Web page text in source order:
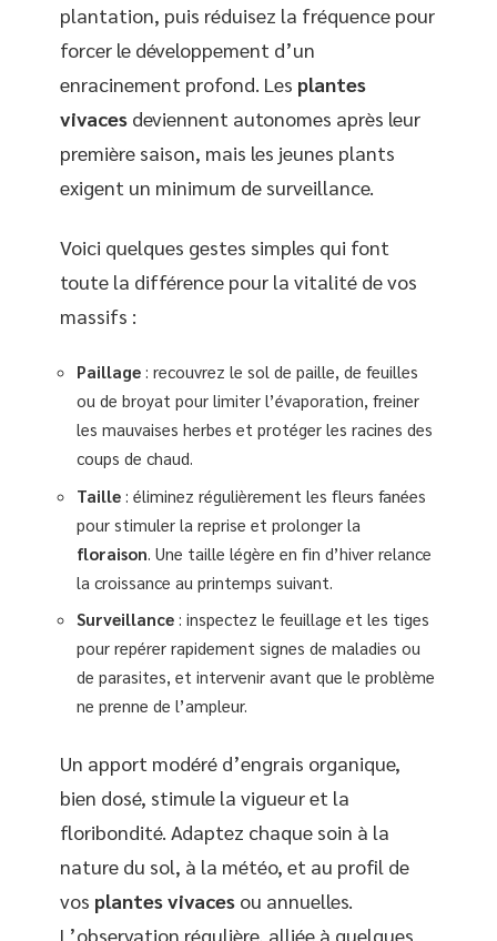
plantation, puis réduisez la fréquence pour
forcer le développement d’un
enracinement profond. Les plantes
vivaces deviennent autonomes après leur
première saison, mais les jeunes plants
exigent un minimum de surveillance.
Voici quelques gestes simples qui font
toute la différence pour la vitalité de vos
massifs :
Paillage : recouvrez le sol de paille, de feuilles
ou de broyat pour limiter l’évaporation, freiner
les mauvaises herbes et protéger les racines des
coups de chaud.
Taille : éliminez régulièrement les fleurs fanées
pour stimuler la reprise et prolonger la
floraison . Une taille légère en fin d’hiver relance
la croissance au printemps suivant.
Surveillance : inspectez le feuillage et les tiges
pour repérer rapidement signes de maladies ou
de parasites, et intervenir avant que le problème
ne prenne de l’ampleur.
Un apport modéré d’engrais organique,
bien dosé, stimule la vigueur et la
floribondité. Adaptez chaque soin à la
nature du sol, à la météo, et au profil de
vos plantes vivaces ou annuelles.
L’observation régulière, alliée à quelques